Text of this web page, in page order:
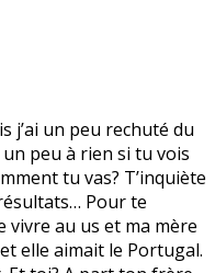
j’ai un peu rechuté du
peu à rien si tu vois
tu vas? T’inquiète
Pour te
vivre au us et ma mère
elle aimait le Portugal.